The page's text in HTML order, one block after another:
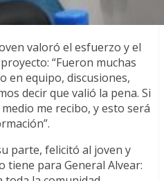
valoró el esfuerzo y el
“Fueron muchas
en equipo, discusiones,
decir que valió la pena. Si
me recibo, y esto será
parte, felicitó al joven y
tiene para General Alvear: